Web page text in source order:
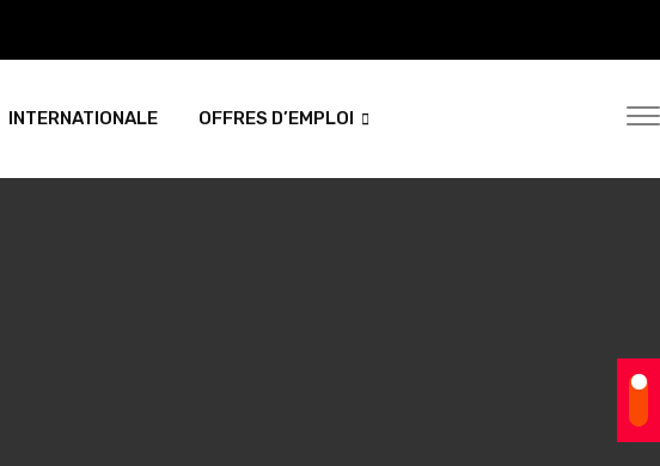
INTERNATIONALE OFFRES D’EMPLOI